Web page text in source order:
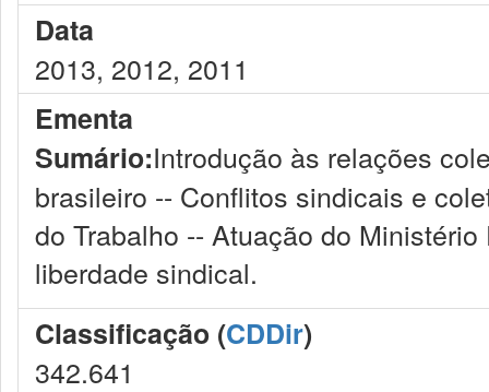
Data
2013, 2012, 2011
Ementa
Sumário:Introdução às relações
brasileiro -- Conflitos sindicais e
do Trabalho -- Atuação do
liberdade sindical.
Classificação (CDDir)
342.641